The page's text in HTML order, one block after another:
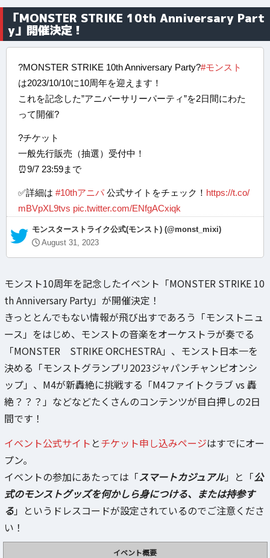
「MONSTER STRIKE 10th Anniversary Part
y」開催決定！
?MONSTER STRIKE 10th Anniversary Party?#モンスト
は2023/10/10に10周年を迎えます！
これを記念した”アニバーサリーパーティ”を2日間にわた
って開催?
?️チケット
一般先行販売（抽選）受付中！
⏰9/7 23:59まで
✅詳細は #10thアニパ公式サイトをチェック！ https://t.co/
mBVpXL9tvs pic.twitter.com/ENfgACxiqk
— モンスターストライク公式(モンスト) (@monst_mixi)
August 31, 2023
モンスト10周年を記念したイベント「MONSTER STRIKE 10
th Anniversary Party」が開催決定！
きっととんでもない情報が飛び出すであろう「モンストニュ
ース」をはじめ、モンストの音楽をオーケストラが奏でる
「MONSTER STRIKE ORCHESTRA」、モンスト日本一を
決める「モンストグランプリ2023ジャパンチャンピオンシ
ップ」、M4が新轟絶に挑戦する「M4ファイトクラブ vs 轟
絶？？？」などなどたくさんのコンテンツが目白押しの2日
間です！
イベント公式サイト とチケット申し込みページはすでにオー
プン。
イベントの参加にあたっては「スマートカジュアル」と「公
式のモンストグッズを何かしら身につける、または持参す
る」というドレスコードが設定されているのでご注意くださ
い！
イベント概要